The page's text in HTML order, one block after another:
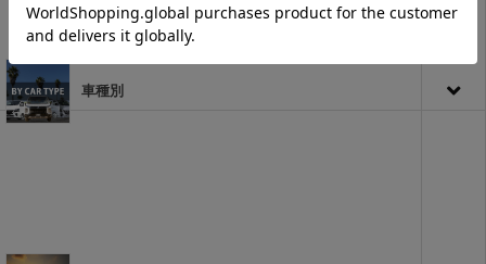
車種別